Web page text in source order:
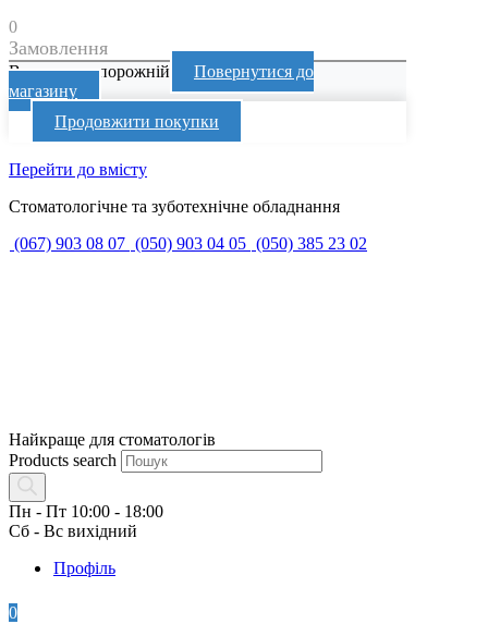
0
Замовлення
Ваш кошик порожній
Повернутися до
магазину
Продовжити покупки
Перейти до вмісту
Стоматологічне та зуботехнічне обладнання
(067) 903 08 07 (050) 903 04 05 (050) 385 23 02
Найкраще для стоматологів
Products search
Пн - Пт 10:00 - 18:00
Сб - Вс вихідний
Профіль
0